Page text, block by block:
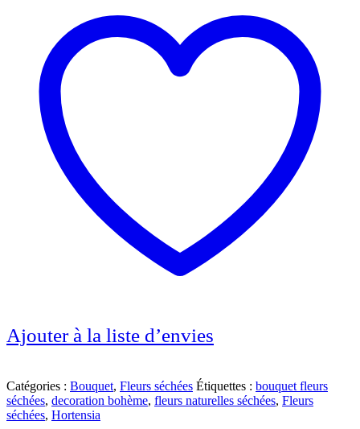
Ajouter à la liste d’envies
Catégories : Bouquet, Fleurs séchées Étiquettes : bouquet fleurs
séchées, decoration bohème, fleurs naturelles séchées, Fleurs
séchées, Hortensia